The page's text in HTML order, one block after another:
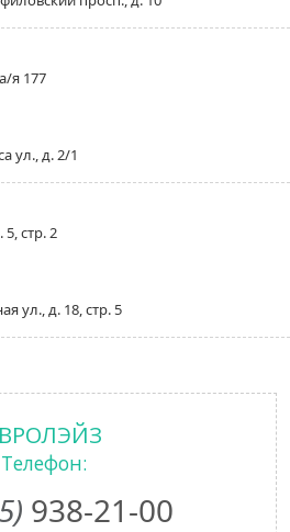
я 177
ул., д. 2/1
5, стр. 2
ул., д. 18, стр. 5
Телефон:
938-21-00